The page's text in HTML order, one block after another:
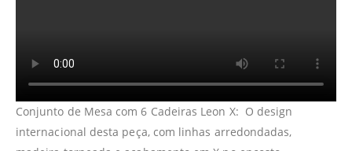
Conjunto de Mesa com 6 Cadeiras Leon X: O design
internacional desta peça, com linhas arredondadas,